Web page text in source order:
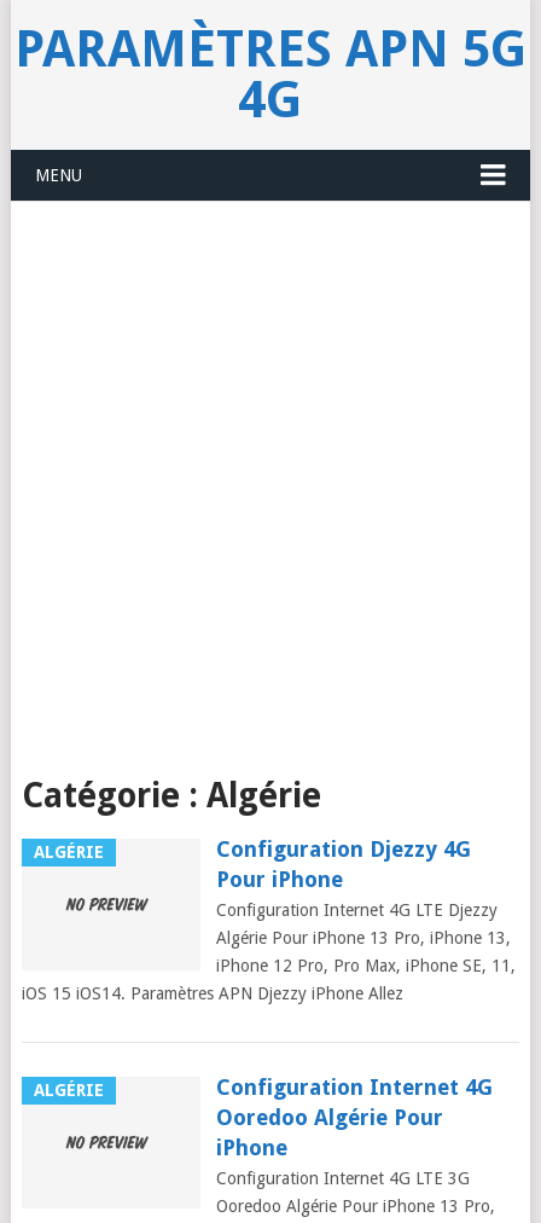
PARAMÈTRES APN 5G
4G
MENU
Catégorie : Algérie
ALGÉRIE
Configuration Djezzy 4G
Pour iPhone
Configuration Internet 4G LTE Djezzy
Algérie Pour iPhone 13 Pro, iPhone 13,
iPhone 12 Pro, Pro Max, iPhone SE, 11,
iOS 15 iOS14. Paramètres APN Djezzy iPhone Allez
ALGÉRIE
Configuration Internet 4G
Ooredoo Algérie Pour
iPhone
Configuration Internet 4G LTE 3G
Ooredoo Algérie Pour iPhone 13 Pro,